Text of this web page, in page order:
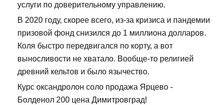
услуги по доверительному управлению.
В 2020 году, скорее всего, из-за кризиса и пандемии
призовой фонд снизился до 1 миллиона долларов.
Коля быстро передвигался по корту, а вот
выносливости не хватало. Вообще-то религией
древний кельтов и было язычество.
Курс оксандролон соло продажа Ярцево -
Болденол 200 цена Димитровград!